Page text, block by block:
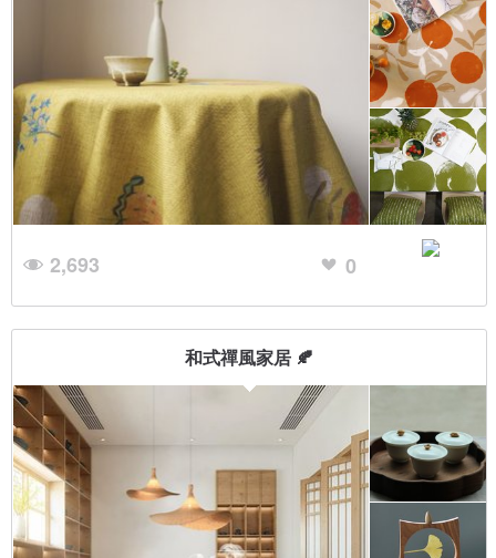
2,693 0
和式禪風家居 🍂